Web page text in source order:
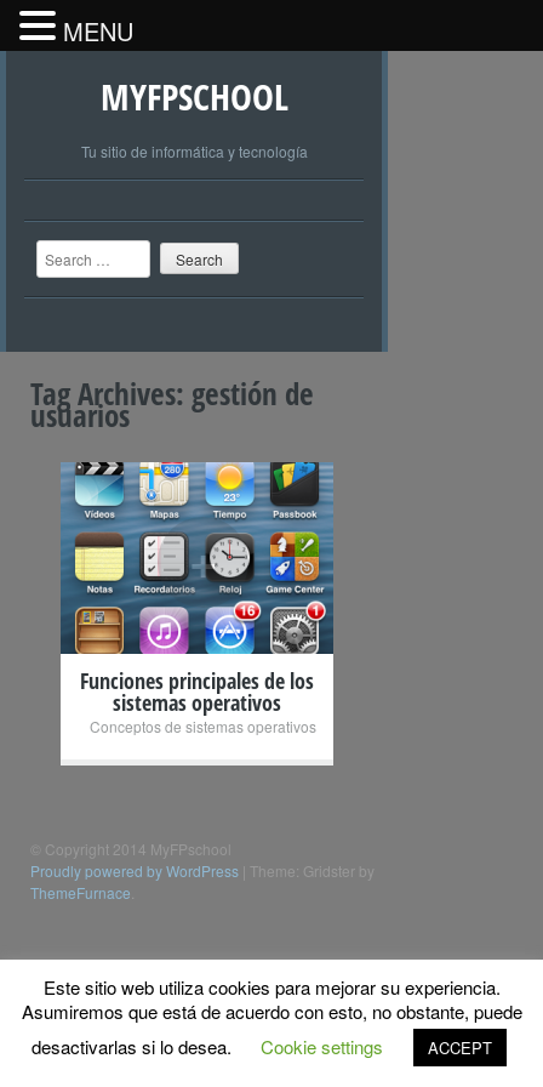
MYFPSCHOOL
Tu sitio de informática y tecnología
Search
Tag Archives: gestión de
usuarios
+
Funciones principales de los
sistemas operativos
Conceptos de sistemas operativos
© Copyright 2014 MyFPschool
Proudly powered by WordPress Theme: Gridster by
ThemeFurnace
Este sitio web utiliza cookies para mejorar su experiencia.
Asumiremos que está de acuerdo con esto, no obstante, puede
desactivarlas si lo desea.
Cookie settings ACCEPT
MENU